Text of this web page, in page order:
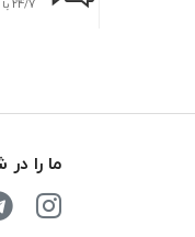
24/7 با ما تماس بگیرید
ما را